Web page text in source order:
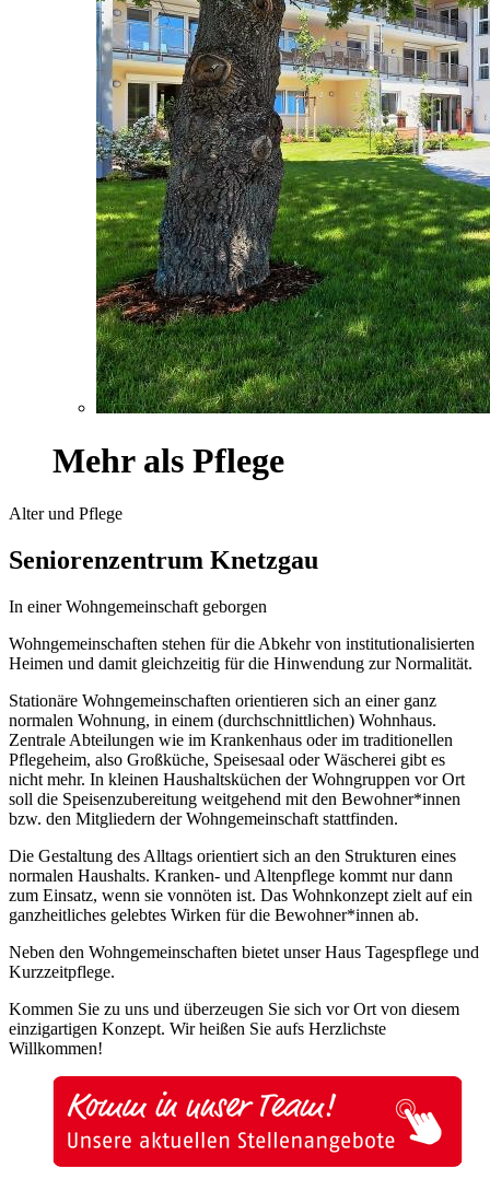
Mehr als Pflege
Alter und Pflege
Seniorenzentrum Knetzgau
In einer Wohngemeinschaft geborgen
Wohngemeinschaften stehen für die Abkehr von institutionalisierten
Heimen und damit gleichzeitig für die Hinwendung zur Normalität.
Stationäre Wohngemeinschaften orientieren sich an einer ganz
normalen Wohnung, in einem (durchschnittlichen) Wohnhaus.
Zentrale Abteilungen wie im Krankenhaus oder im traditionellen
Pflegeheim, also Großküche, Speisesaal oder Wäscherei gibt es
nicht mehr. In kleinen Haushaltsküchen der Wohngruppen vor Ort
soll die Speisenzubereitung weitgehend mit den Bewohner*innen
bzw. den Mitgliedern der Wohngemeinschaft stattfinden.
Die Gestaltung des Alltags orientiert sich an den Strukturen eines
normalen Haushalts. Kranken- und Altenpflege kommt nur dann
zum Einsatz, wenn sie vonnöten ist. Das Wohnkonzept zielt auf ein
ganzheitliches gelebtes Wirken für die Bewohner*innen ab.
Neben den Wohngemeinschaften bietet unser Haus Tagespflege und
Kurzzeitpflege.
Kommen Sie zu uns und überzeugen Sie sich vor Ort von diesem
einzigartigen Konzept. Wir heißen Sie aufs Herzlichste
Willkommen!